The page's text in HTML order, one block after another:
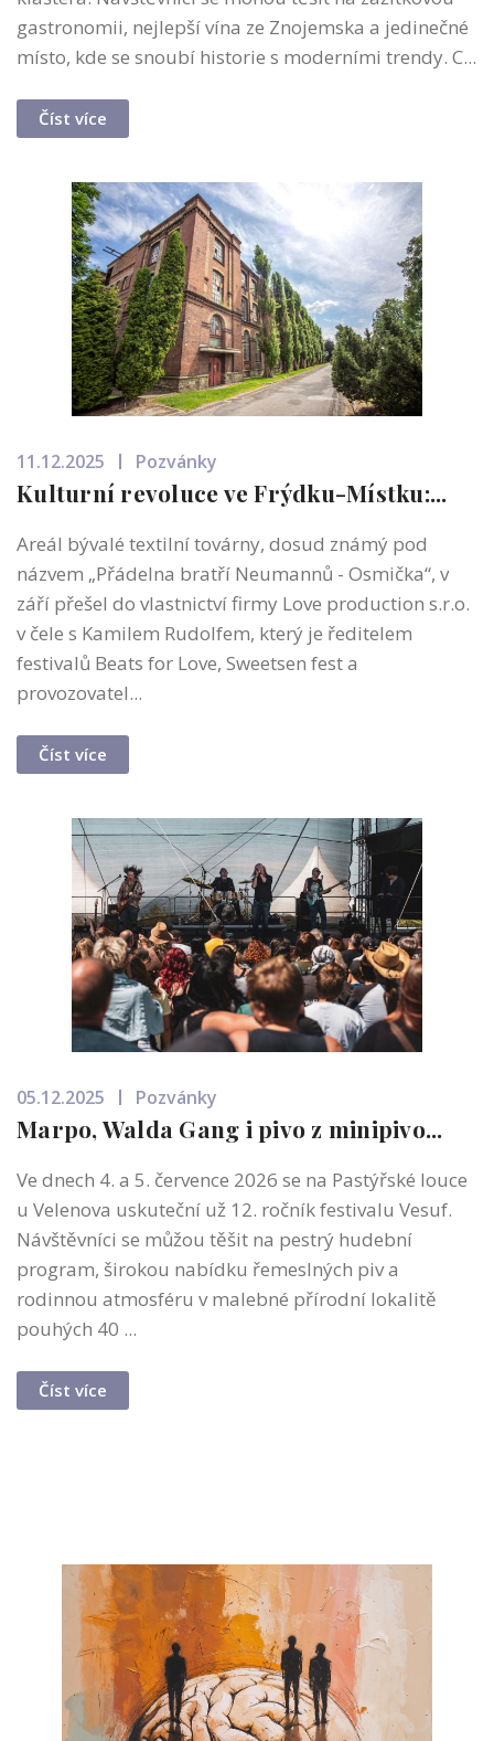
gastronomii, nejlepší vína ze Znojemska a jedinečné
místo, kde se snoubí historie s moderními trendy. C...
Číst více
11.12.2025 Pozvánky
Kulturní revoluce ve Frýdku-Místku:...
Areál bývalé textilní továrny, dosud známý pod
názvem „Přádelna bratří Neumannů - Osmička“, v
září přešel do vlastnictví firmy Love production s.r.o.
v čele s Kamilem Rudolfem, který je ředitelem
festivalů Beats for Love, Sweetsen fest a
provozovatel...
Číst více
05.12.2025 Pozvánky
Marpo, Walda Gang i pivo z minipivo...
Ve dnech 4. a 5. července 2026 se na Pastýřské louce
u Velenova uskuteční už 12. ročník festivalu Vesuf.
Návštěvníci se můžou těšit na pestrý hudební
program, širokou nabídku řemeslných piv a
rodinnou atmosféru v malebné přírodní lokalitě
pouhých 40 ...
Číst více